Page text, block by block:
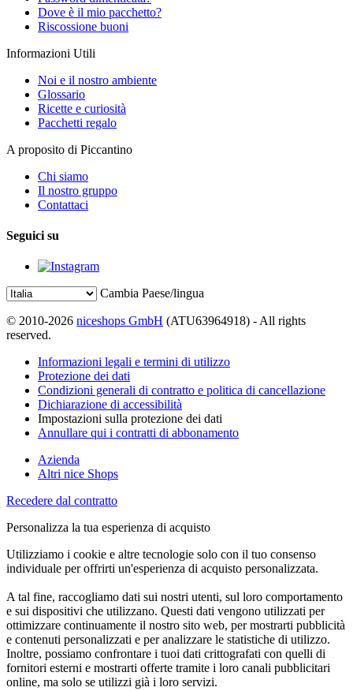
Dove è il mio pacchetto?
Riscossione buoni
Informazioni Utili
Noi e il nostro ambiente
Glossario
Ricette e curiosità
Pacchetti regalo
A proposito di Piccantino
Chi siamo
Il nostro gruppo
Contattaci
Seguici su
Cambia Paese/lingua
© 2010-2026 niceshops GmbH (ATU63964918) - All rights
reserved.
Informazioni legali e termini di utilizzo
Protezione dei dati
Condizioni generali di contratto e politica di cancellazione
Dichiarazione di accessibilità
Impostazioni sulla protezione dei dati
Annullare qui i contratti di abbonamento
Azienda
Altri nice Shops
Recedere dal contratto
Personalizza la tua esperienza di acquisto
Utilizziamo i cookie e altre tecnologie solo con il tuo consenso
individuale per offrirti un'esperienza di acquisto personalizzata.
A tal fine, raccogliamo dati sui nostri utenti, sul loro comportamento
e sui dispositivi che utilizzano. Questi dati vengono utilizzati per
ottimizzare continuamente il nostro sito web, per mostrarti pubblicità
e contenuti personalizzati e per analizzare le statistiche di utilizzo.
Inoltre, possiamo confrontare i tuoi dati crittografati con quelli di
fornitori esterni e mostrarti offerte tramite i loro canali pubblicitari
online, ma solo se utilizzi già i loro servizi.